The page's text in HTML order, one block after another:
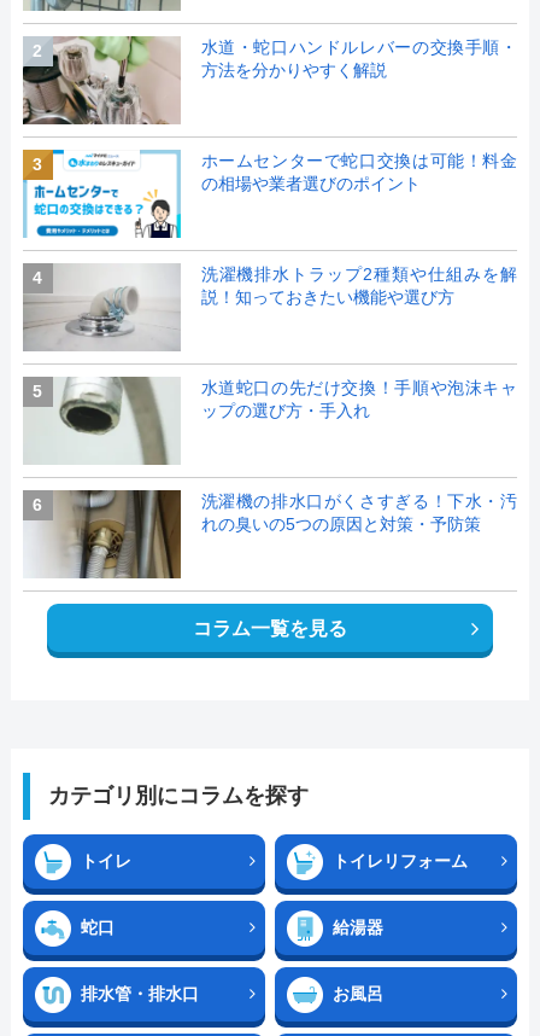
2
水道・蛇口ハンドルレバーの交換手順・
方法を分かりやすく解説
3
ホームセンターで蛇口交換は可能！料金
の相場や業者選びのポイント
4
洗濯機排水トラップ2種類や仕組みを解
説！知っておきたい機能や選び方
5
水道蛇口の先だけ交換！手順や泡沫キャ
ップの選び方・手入れ
6
洗濯機の排水口がくさすぎる！下水・汚
れの臭いの5つの原因と対策・予防策
コラム一覧を見る
カテゴリ別にコラムを探す
トイレ トイレリフォーム
蛇口 給湯器
排水管・排水口 お風呂